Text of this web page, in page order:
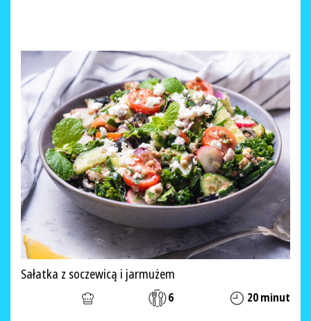
Sałatka z soczewicą i jarmużem
6 20 minut